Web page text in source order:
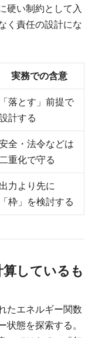
硬い制約として入
く責任の設計にな
実務での含意
「落とす」前提で
計する
全・法令などは
重化で守る
出力より先に
「枠」を検討する
しているも
たエネルギー関数
態を探索する。